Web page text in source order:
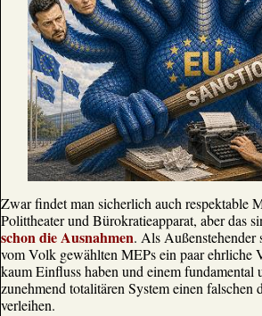
Zwar findet man sicherlich auch respektable
Polittheater und Bürokratieapparat, aber das
schon die Ausnahmen. Als Außenstehender
vom Volk gewählten MEPs ein paar ehrliche
kaum Einfluss haben und einem fundamental
zunehmend totalitären System einen falschen
verleihen.